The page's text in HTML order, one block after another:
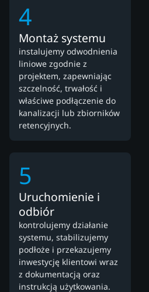
4
Montaż systemu
instalujemy odwodnienia
liniowe zgodnie z
projektem, zapewniając
szczelność, trwałość i
właściwe podłączenie do
kanalizacji lub zbiorników
retencyjnych.
5
Uruchomienie i
odbiór
kontrolujemy działanie
systemu, stabilizujemy
podłoże i przekazujemy
inwestycję klientowi wraz
z dokumentacją oraz
instrukcją użytkowania.